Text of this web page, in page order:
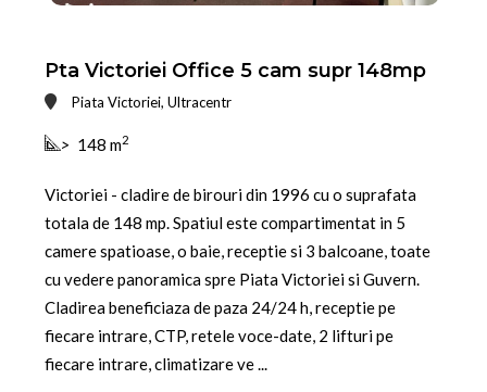
Pta Victoriei Office 5 cam supr 148mp
Piata Victoriei, Ultracentr
> 148 m2
Victoriei - cladire de birouri din 1996 cu o suprafata
totala de 148 mp. Spatiul este compartimentat in 5
camere spatioase, o baie, receptie si 3 balcoane, toate
cu vedere panoramica spre Piata Victoriei si Guvern.
Cladirea beneficiaza de paza 24/24 h, receptie pe
fiecare intrare, CTP, retele voce-date, 2 lifturi pe
fiecare intrare, climatizare ve ...